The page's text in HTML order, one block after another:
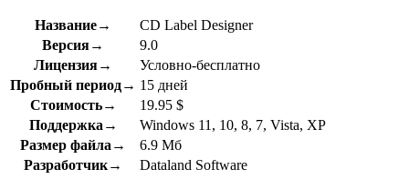
Название→
CD Label Designer
Версия→
9.0
Лицензия→
Условно-бесплатно
Пробный период→ 15 дней
Стоимость→
19.95 $
Поддержка→
Windows 11, 10, 8, 7, Vista, XP
Размер файла→
6.9 Мб
Разработчик→
Dataland Software